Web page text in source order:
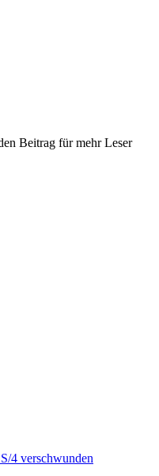
Beitrag für mehr Leser
4 verschwunden